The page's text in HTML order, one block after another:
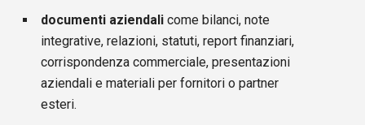
documenti aziendali come bilanci, note
integrative, relazioni, statuti, report finanziari,
corrispondenza commerciale, presentazioni
aziendali e materiali per fornitori o partner
esteri.